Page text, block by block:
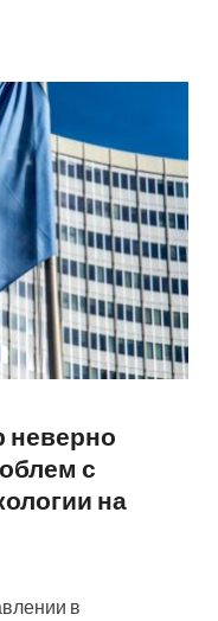
неверно
с
на
в